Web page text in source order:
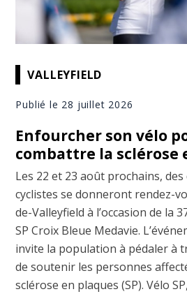
VALLEYFIELD
Publié le 28 juillet 2026
Enfourcher son vélo
combattre la sclérose
Les 22 et 23 août prochains, des
cyclistes se donneront rendez-
de-Valleyfield à l’occasion de la
SP Croix Bleue Medavie.
invite la population à pédaler à
de soutenir les personnes
sclérose en plaques (SP). Vélo